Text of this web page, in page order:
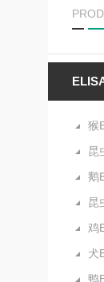
猴
昆
鹅
昆
鸡
犬
鸭